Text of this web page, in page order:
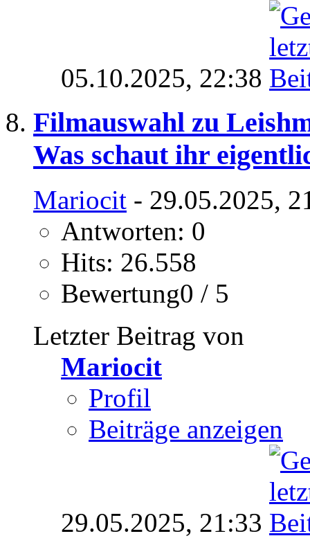
05.10.2025, 22:38
Filmauswahl zu
Was schaut ihr
Mariocit - 29.05.2025,
Antworten: 0
Hits: 26.558
Bewertung0 / 5
Letzter Beitrag von
Mariocit
Profil
Beiträge anzeigen
29.05.2025, 21:33